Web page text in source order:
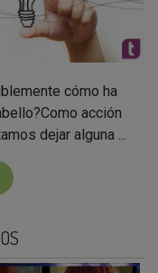
cómo ha
acción
dejar alguna ...